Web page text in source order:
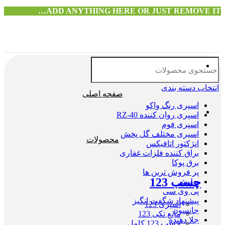
ADD ANYTHING HERE OR JUST REMOVE IT…
انتخاب دسته بندی
اسپری رنگ واکو
اسپری روان کننده RZ-40
اسپری فوم
اسپری مختلف گل پخش
انژکتور اتافیکس
براق کننده فلزات غفاری
برق پوکا
پر فروش ترین ها
پولیش
پی وی سی
پیشنهاد شگفت انگیز
جانسون
جلا دهنده
صفحه اصلی
محصولات
چسب 123
اسپری 123
مایع تکی 123
چسب 123 کامل